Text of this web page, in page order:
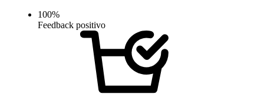
100%
Feedback positivo